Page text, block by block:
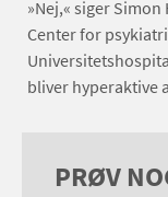
»Nej,« siger
Center for
bliver hyperaktive
PRØV